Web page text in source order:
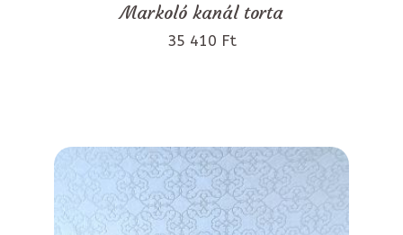
Markoló kanál torta
35 410 Ft